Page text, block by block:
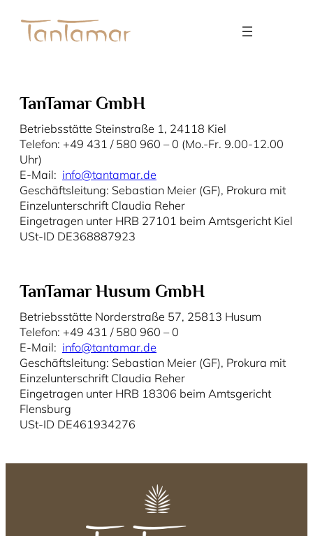
TanTamar GmbH
Betriebsstätte Steinstraße 1, 24118 Kiel
Telefon: +49 431 / 580 960 – 0 (Mo.-Fr. 9.00-12.00
Uhr)
E-Mail: info@tantamar.de
Geschäftsleitung: Sebastian Meier (GF), Prokura mit
Einzelunterschrift Claudia Reher
Eingetragen unter HRB 27101 beim Amtsgericht Kiel
USt-ID DE368887923
TanTamar Husum GmbH
Betriebsstätte Norderstraße 57, 25813 Husum
Telefon: +49 431 / 580 960 – 0
E-Mail: info@tantamar.de
Geschäftsleitung: Sebastian Meier (GF), Prokura mit
Einzelunterschrift Claudia Reher
Eingetragen unter HRB 18306 beim Amtsgericht
Flensburg
USt-ID DE461934276